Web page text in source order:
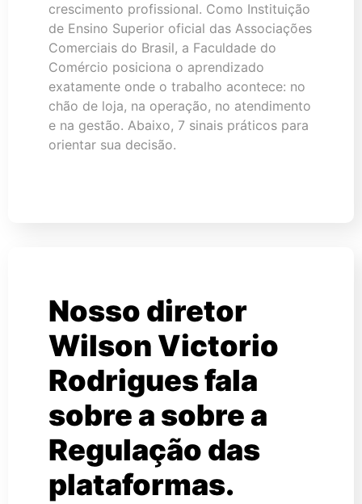
crescimento profissional. Como Instituição
de Ensino Superior oficial das Associações
Comerciais do Brasil, a Faculdade do
Comércio posiciona o aprendizado
exatamente onde o trabalho acontece: no
chão de loja, na operação, no atendimento
e na gestão. Abaixo, 7 sinais práticos para
orientar sua decisão.
Nosso diretor
Wilson Victorio
Rodrigues fala
sobre a sobre a
Regulação das
plataformas.